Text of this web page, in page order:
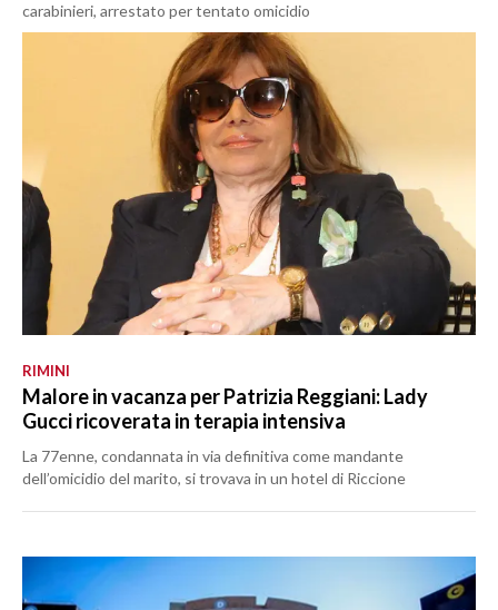
carabinieri, arrestato per tentato omicidio
RIMINI
Malore in vacanza per Patrizia Reggiani: Lady
Gucci ricoverata in terapia intensiva
La 77enne, condannata in via definitiva come mandante
dell’omicidio del marito, si trovava in un hotel di Riccione